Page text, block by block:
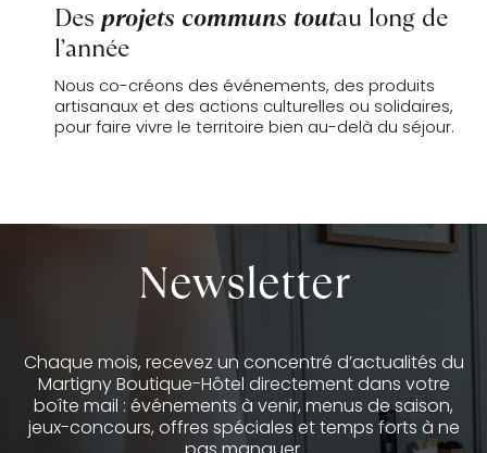
Des projets communs toutau long de
l’année
Nous co-créons des événements, des produits
artisanaux et des actions culturelles ou solidaires,
pour faire vivre le territoire bien au-delà du séjour.
Newsletter
Chaque mois, recevez un concentré d’actualités du
Martigny Boutique-Hôtel directement dans votre
boîte mail : événements à venir, menus de saison,
jeux-concours, offres spéciales et temps forts à ne